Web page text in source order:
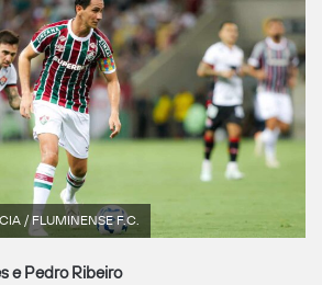
/ FLUMINENSE F.C.
e Pedro Ribeiro